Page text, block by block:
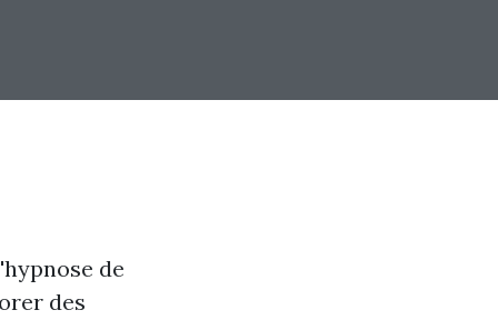
de
des